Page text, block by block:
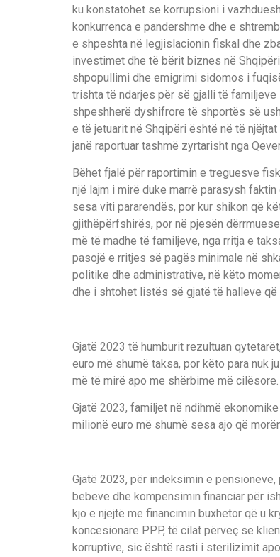
ku konstatohet se korrupsioni i
konkurrenca e pandershme dhe e
e shpeshta në legjislacionin fiskal dhe
investimet dhe të bërit biznes në
shpopullimi dhe emigrimi sidomos i
trishta të ndarjes për së gjalli të
shpeshherë dyshifrore të shportës së
e të jetuarit në Shqipëri është në të
janë raportuar tashmë zyrtarisht nga
Bëhet fjalë për raportimin e treguesve
një lajm i mirë duke marrë parasysh
sesa viti pararendës, por kur shikon që
gjithëpërfshirës, por në pjesën
më të madhe të familjeve, nga rritja e
pasojë e rritjes së pagës minimale në
politike dhe administrative, në këto
dhe i shtohet listës së gjatë të halleve që
Gjatë 2023 të humburit rezultuan
euro më shumë taksa, por këto para nuk
më të mirë apo me shërbime më cilësore.
Gjatë 2023, familjet në ndihmë
milionë euro më shumë sesa ajo që
Gjatë 2023, për indeksimin e
bebeve dhe kompensimin financiar për
kjo e njëjtë me financimin buxhetor që u
koncesionare PPP, të cilat përveç se
korruptive, sic është rasti i sterilizimit